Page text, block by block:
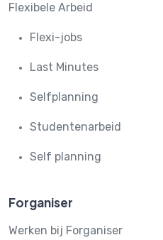
Flexibele Arbeid
Flexi-jobs
Last Minutes
Selfplanning
Studentenarbeid
Self planning
Forganiser
Werken bij Forganiser